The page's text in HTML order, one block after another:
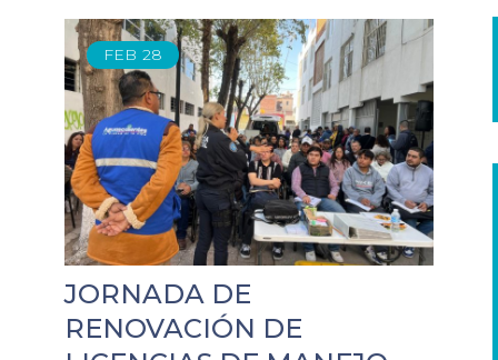
FEB 28
JORNADA DE
RENOVACIÓN DE